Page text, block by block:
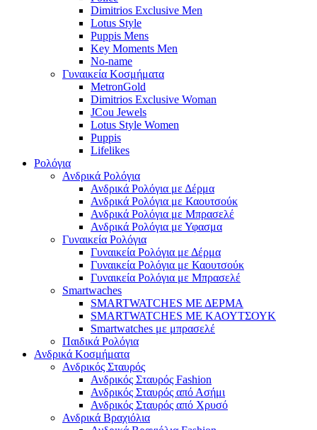
Dimitrios Exclusive Men
Lotus Style
Puppis Mens
Key Moments Men
No-name
Γυναικεία Κοσμήματα
MetronGold
Dimitrios Exclusive Woman
JCou Jewels
Lotus Style Women
Puppis
Lifelikes
Ρολόγια
Ανδρικά Ρολόγια
Ανδρικά Ρολόγια με Δέρμα
Ανδρικά Ρολόγια με Καουτσούκ
Ανδρικά Ρολόγια με Μπρασελέ
Ανδρικά Ρολόγια με Υφασμα
Γυναικεία Ρολόγια
Γυναικεία Ρολόγια με Δέρμα
Γυναικεία Ρολόγια με Καουτσούκ
Γυναικεία Ρολόγια με Μπρασελέ
Smartwaches
SMARTWATCHES ΜΕ ΔΕΡΜΑ
SMARTWATCHES ΜΕ ΚΑΟΥΤΣΟΥΚ
Smartwatches με μπρασελέ
Παιδικά Ρολόγια
Ανδρικά Κοσμήματα
Ανδρικός Σταυρός
Ανδρικός Σταυρός Fashion
Ανδρικός Σταυρός από Ασήμι
Ανδρικός Σταυρός από Χρυσό
Ανδρικά Βραχιόλια